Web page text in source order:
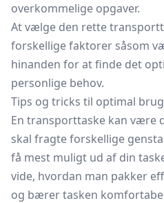
overkommelige opgaver.
At vælge den rette
forskellige faktorer såsom
hinanden for at finde det
personlige behov.
Tips og tricks til optimal brug
En transporttaske kan være
skal fragte forskellige
få mest muligt ud af din
vide, hvordan man pakker
og bærer tasken